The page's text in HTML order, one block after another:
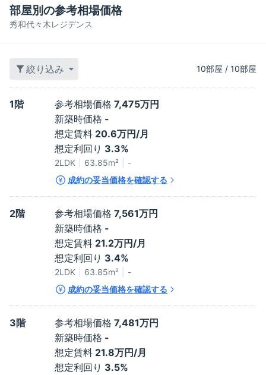
秀和代々木レジデンス
部屋別の参考相場価格
絞り込み 10部屋 / 10部屋
1階 参考相場価格 7,475万円
新築時価格 -
想定賃料 20.6万円/月
想定利回り 3.3%
2LDK 63.85m²
-
成約の妥当価格を確認する
2階 参考相場価格 7,561万円
新築時価格 -
想定賃料 21.2万円/月
想定利回り 3.4%
2LDK 63.85m²
-
成約の妥当価格を確認する
3階 参考相場価格 7,481万円
新築時価格 -
想定賃料 21.8万円/月
想定利回り 3.5%